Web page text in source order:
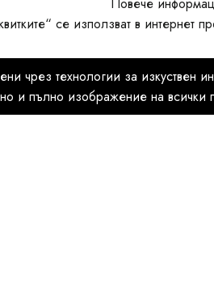
се използват в интернет
чрез технологии за изкуствен
и пълно изображение на всички